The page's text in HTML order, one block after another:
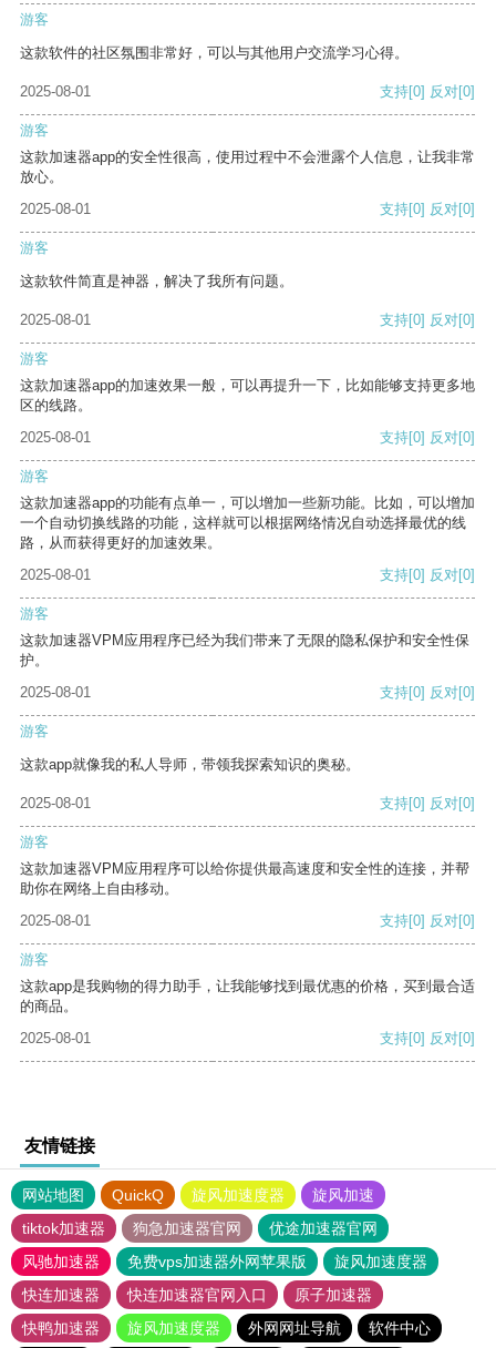
游客
这款软件的社区氛围非常好，可以与其他用户交流学习心得。
2025-08-01 支持[0] 反对[0]
游客
这款加速器app的安全性很高，使用过程中不会泄露个人信息，让我非常
放心。
2025-08-01
支持[0] 反对[0]
游客
这款软件简直是神器，解决了我所有问题。
2025-08-01 支持[0] 反对[0]
游客
这款加速器app的加速效果一般，可以再提升一下，比如能够支持更多地
区的线路。
2025-08-01
支持[0] 反对[0]
游客
这款加速器app的功能有点单一，可以增加一些新功能。比如，可以增加
一个自动切换线路的功能，这样就可以根据网络情况自动选择最优的线
路，从而获得更好的加速效果。
2025-08-01
支持[0] 反对[0]
游客
这款加速器VPM应用程序已经为我们带来了无限的隐私保护和安全性保
护。
2025-08-01
支持[0] 反对[0]
游客
这款app就像我的私人导师，带领我探索知识的奥秘。
2025-08-01 支持[0] 反对[0]
游客
这款加速器VPM应用程序可以给你提供最高速度和安全性的连接，并帮
助你在网络上自由移动。
2025-08-01
支持[0] 反对[0]
游客
这款app是我购物的得力助手，让我能够找到最优惠的价格，买到最合适
的商品。
2025-08-01
支持[0] 反对[0]
友情链接
网站地图 QuickQ 旋风加速度器
旋风加速
tiktok加速器
狗急加速器官网
优途加速器官网
风驰加速器
免费vps加速器外网苹果版
旋风加速度器
快连加速器
快连加速器官网入口
原子加速器
快鸭加速器
旋风加速度器 外网网址导航 软件中心